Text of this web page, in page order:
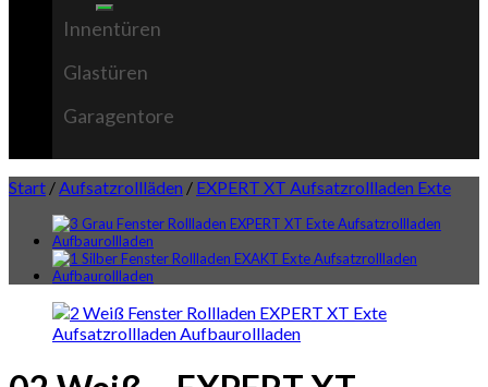
Innentüren
Glastüren
Garagentore
Start /Aufsatzrollläden / EXPERT XT Aufsatzrollladen Exte